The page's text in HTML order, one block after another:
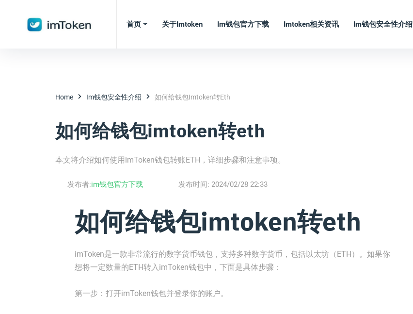
首页 关于imtoken Im钱包官方下载 Imtoken相关资讯 Im钱包安全性介绍
Home Im钱包安全性介绍 如何给钱包imtoken转eth
如何给钱包imtoken转eth
本文将介绍如何使用imToken钱包转账ETH，详细步骤和注意事项。
发布者:im钱包官方下载 发布时间: 2024/02/28 22:33
如何给钱包imtoken转eth
imToken是一款非常流行的数字货币钱包，支持多种数字货币，包括以太坊（ETH）。如果你
想将一定数量的ETH转入imToken钱包中，下面是具体步骤：
第一步：打开imToken钱包并登录你的账户。